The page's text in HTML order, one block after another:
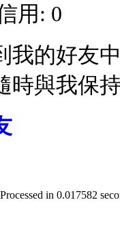
用: 0
我的好友
時與我保
in 0.017582